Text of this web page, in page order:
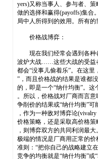
yers)又称当事人、参与者、
做的选择和赢得(payoffs)集合
局中人所得到的效用。所有的
价格战博弈：
现在我们经常会遇到各种
波炉大战……这些大战的受益
都会“没事儿偷着乐”。在这
”，而且价格战的结果是谁都
的，即是一个“纳什均衡”。
。所以，价格战对厂商而言
争削价的结果或“纳什均衡”
，作为一种敌对博弈论
价格策略，还是采取高价格
，则博弈双方的共同利润最
极端的情况是厂商用正常的
准则：“把你自己的战略建立
竞争的均衡就是“纳什均衡”